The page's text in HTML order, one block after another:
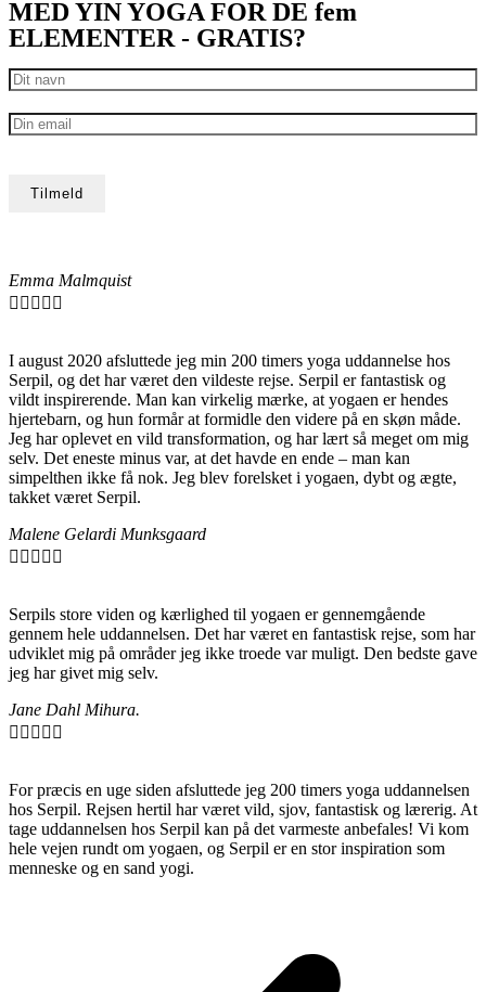
MED YIN YOGA FOR DE fem
ELEMENTER - GRATIS?
Emma Malmquist
    
I august 2020 afsluttede jeg min 200 timers yoga uddannelse hos
Serpil, og det har været den vildeste rejse. Serpil er fantastisk og
vildt inspirerende. Man kan virkelig mærke, at yogaen er hendes
hjertebarn, og hun formår at formidle den videre på en skøn måde.
Jeg har oplevet en vild transformation, og har lært så meget om mig
selv. Det eneste minus var, at det havde en ende – man kan
simpelthen ikke få nok. Jeg blev forelsket i yogaen, dybt og ægte,
takket været Serpil.
Malene Gelardi Munksgaard
    
Serpils store viden og kærlighed til yogaen er gennemgående
gennem hele uddannelsen. Det har været en fantastisk rejse, som har
udviklet mig på områder jeg ikke troede var muligt. Den bedste gave
jeg har givet mig selv.
Jane Dahl Mihura.
    
For præcis en uge siden afsluttede jeg 200 timers yoga uddannelsen
hos Serpil. Rejsen hertil har været vild, sjov, fantastisk og lærerig. At
tage uddannelsen hos Serpil kan på det varmeste anbefales! Vi kom
hele vejen rundt om yogaen, og Serpil er en stor inspiration som
menneske og en sand yogi.